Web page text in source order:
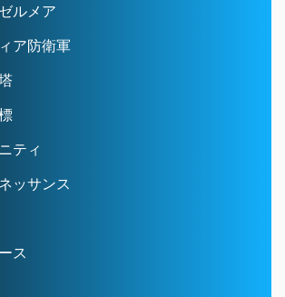
ルメア
ア防衛軍
ティ
ッサンス
ス